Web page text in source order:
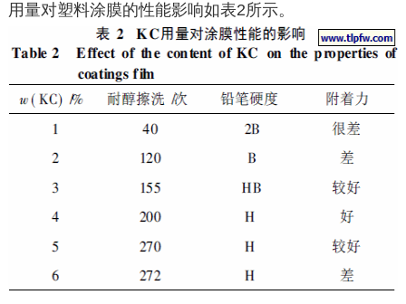
用量对塑料涂膜的性能影响如表2所示。